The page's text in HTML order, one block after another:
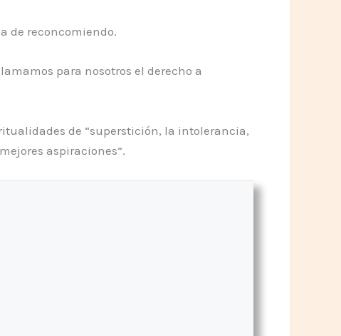
de reconcomiendo.
para nosotros el derecho a
de “superstición, la intolerancia,
aspiraciones”.